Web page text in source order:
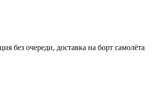
без очереди, доставка на борт самолёта